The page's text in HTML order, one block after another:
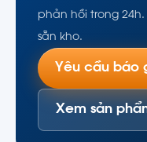
phản hồi trong 24h.
sẵn kho.
Yêu cầu báo
Xem sản